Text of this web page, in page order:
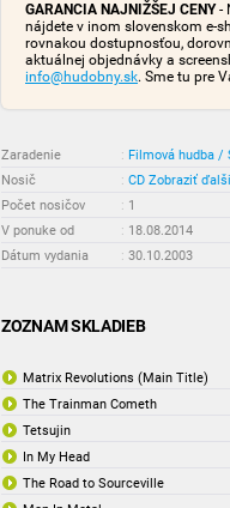
GARANCIA NAJNIŽŠEJ CENY-
nájdete v inom slovenskom e-
rovnakou dostupnosťou,
aktuálnej objednávky a
info@hudobny.sk. Sme tu pre
Zaradenie : Filmová hudba /
Nosič
: CD Zobraziť
Počet nosičov
: 1
V ponuke od
: 18.08.2014
Dátum vydania
: 30.10.2003
ZOZNAM SKLADIEB
Matrix Revolutions (Main Title)
The Trainman Cometh
Tetsujin
In My Head
The Road to Sourceville